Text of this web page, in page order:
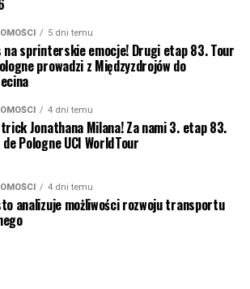
5 dni temu
na sprinterskie emocje! Drugi etap 83. Tour
prowadzi z Międzyzdrojów do
4 dni temu
Jonathana Milana! Za nami 3. etap 83.
Pologne UCI WorldTour
4 dni temu
analizuje możliwości rozwoju transportu